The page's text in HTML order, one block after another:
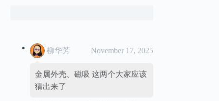
柳华芳 November 17, 2025
金属外壳、磁吸 这两个大家应该
猜出来了